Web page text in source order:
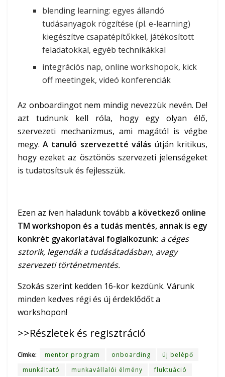
blending learning: egyes állandó
tudásanyagok rögzítése (pl. e-learning)
kiegészítve csapatépítőkkel, játékosított
feladatokkal, egyéb technikákkal
integrációs nap, online workshopok, kick
off meetingek, videó konferenciák
Az onboardingot nem mindig nevezzük nevén. De!
azt tudnunk kell róla, hogy egy olyan élő,
szervezeti mechanizmus, ami magától is végbe
megy.A tanuló szervezetté válás útján kritikus,
hogy ezeket az ösztönös szervezeti jelenségeket
is tudatosítsuk és fejlesszük.
Ezen az íven haladunk tovább a következő online
TM workshopon és a tudás mentés, annak is egy
konkrét gyakorlatával foglalkozunk: a céges
sztorik, legendák a tudásátadásban, avagy
szervezeti történetmentés.
Szokás szerint kedden 16-kor kezdünk. Várunk
minden kedves régi és új érdeklődőt a
workshopon!
>>Részletek és regisztráció
Címke: mentor program onboarding
új belépő
munkáltató
munkavállalói élmény fluktuáció